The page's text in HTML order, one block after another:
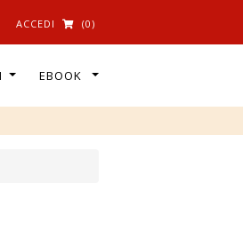
ACCEDI (0)
EBOOK